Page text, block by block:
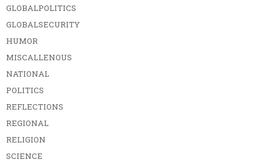
GLOBALPOLITICS
GLOBALSECURITY
HUMOR
MISCALLENOUS
NATIONAL
POLITICS
REFLECTIONS
REGIONAL
RELIGION
SCIENCE